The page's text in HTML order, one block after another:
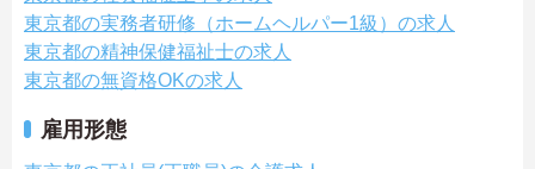
東京都の実務者研修（ホームヘルパー1級）の求人
東京都の精神保健福祉士の求人
東京都の無資格OKの求人
雇用形態